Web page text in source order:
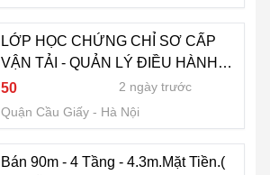
LỚP HỌC CHỨNG CHỈ SƠ CẤP
VẬN TẢI - QUẢN LÝ ĐIỀU HÀNH
VÀ KHAI THÁC KINH DOANH VẬN
TẢI
50
2 ngày trước
Quận Cầu Giấy
Hà Nội
Bán 90m - 4 Tầng - 4.3m.Mặt Tiền.(